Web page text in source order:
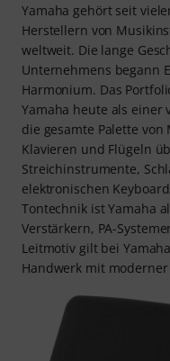
Yamaha gehört seit
Herstellern von
weltweit. Die lange
Unternehmens begann
Harmonium. Das
Yamaha heute als einer
die gesamte Palette
Klavieren und Flügeln
Streichinstrumente,
elektronischen
Tontechnik ist Yamaha
Verstärkern, PA-
Leitmotiv gilt bei
Handwerk mit moderner